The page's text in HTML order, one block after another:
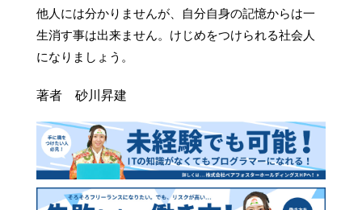
他人には分かりませんが、自分自身の記憶からは一
生消す事は出来ません。けじめをつけられる社会人
になりましょう。
著者 砂川昇建